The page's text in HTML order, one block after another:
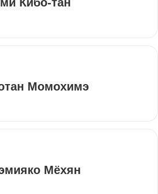
Момохимэ
Мёхян